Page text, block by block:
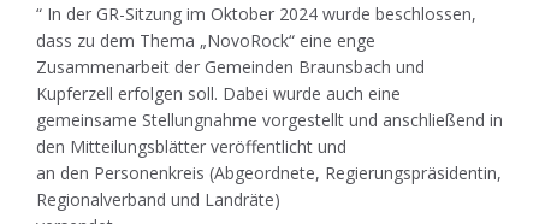
“ In der GR-Sitzung im Oktober 2024 wurde beschlossen,
dass zu dem Thema „NovoRock“ eine enge
Zusammenarbeit der Gemeinden Braunsbach und
Kupferzell erfolgen soll. Dabei wurde auch eine
gemeinsame Stellungnahme vorgestellt und anschließend in
den Mitteilungsblätter veröffentlicht und
an den Personenkreis (Abgeordnete, Regierungspräsidentin,
Regionalverband und Landräte)